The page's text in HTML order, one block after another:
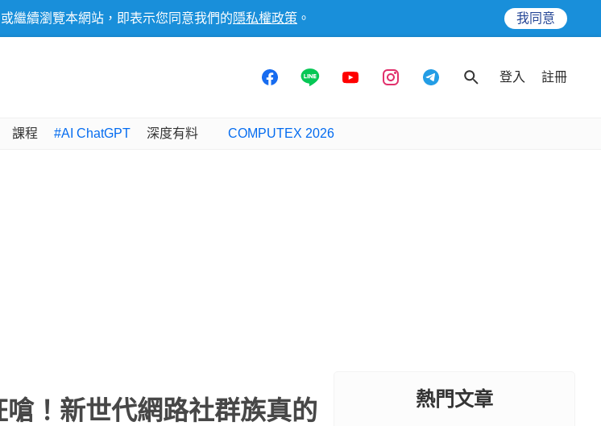
繼續瀏覽本網站，即表示您同意我們的 隱私權政策 。 我同意
登入 註冊
課程 #AI ChatGPT 深度有料 COMPUTEX 2026
！新世代網路社群族真的
熱門文章